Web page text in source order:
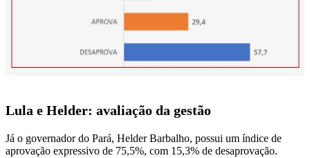
Lula e Helder: avaliação da gestão
Já o governador do Pará, Helder Barbalho, possui um índice de
aprovação expressivo de 75,5%, com 15,3% de desaprovação.